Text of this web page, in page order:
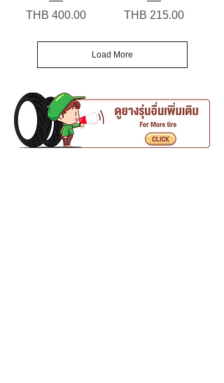
Price
THB 400.00 Price
THB 215.00
Load More